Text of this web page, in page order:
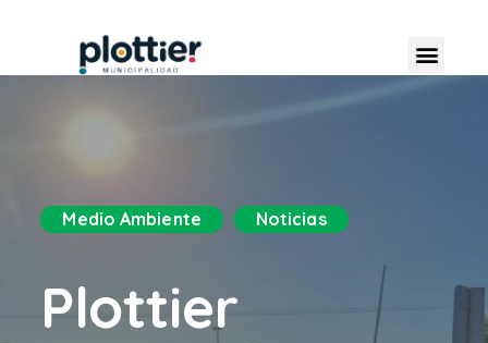
Medio Ambiente Noticias
Plottier